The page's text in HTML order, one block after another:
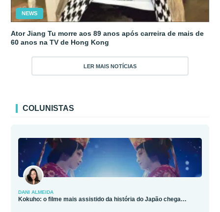
NEWS
Ator Jiang Tu morre aos 89 anos após carreira de mais de
60 anos na TV de Hong Kong
LER MAIS NOTÍCIAS
COLUNISTAS
DANI ALMEIDA
Kokuho: o filme mais assistido da história do Japão chega…